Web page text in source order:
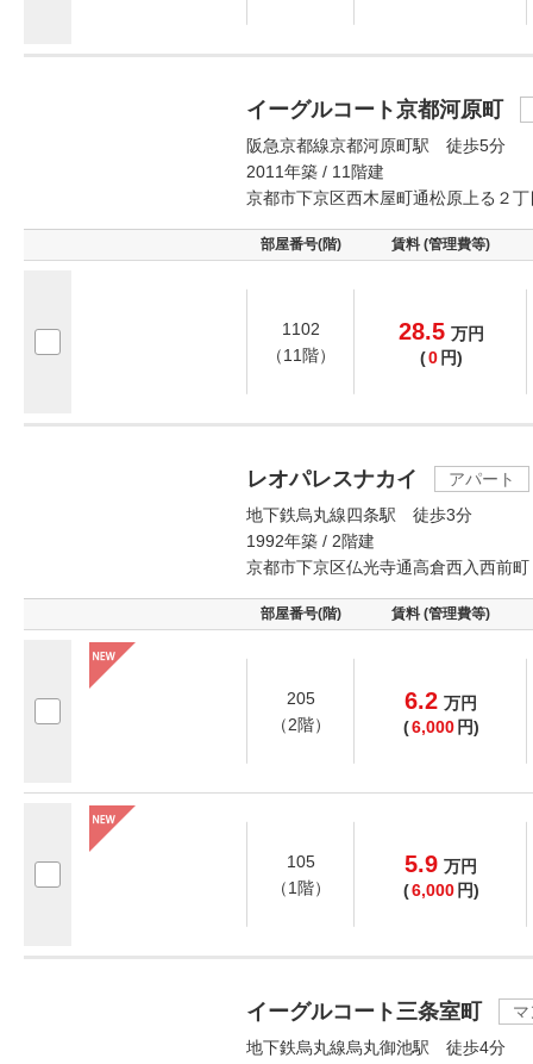
イーグルコート京都河原町
阪急京都線京都河原町駅 徒歩5分
2011年築 / 11階建
京都市下京区西木屋町通松原上る２
部屋番号(階) 賃料 (管理費等)
1102
（11階）
28.5 万円
(0 円)
レオパレスナカイ
アパート
地下鉄烏丸線四条駅 徒歩3分
1992年築 / 2階建
京都市下京区仏光寺通高倉西入西前町
部屋番号(階) 賃料 (管理費等)
205
（2階）
6.2 万円
(6,000 円)
105
（1階）
5.9 万円
(6,000 円)
イーグルコート三条室町
地下鉄烏丸線烏丸御池駅 徒歩4分